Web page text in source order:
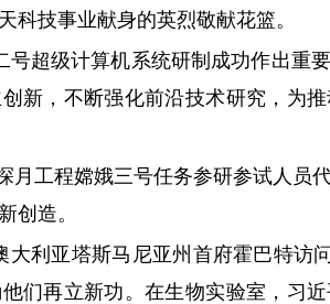
科技事业献身的英烈敬献花篮。
超级计算机系统研制成功作出重
新，不断强化前沿技术研究，为
工程嫦娥三号任务参研参试人员
创造。
亚塔斯马尼亚州首府霍巴特访问
们再立新功。在生物实验室，习